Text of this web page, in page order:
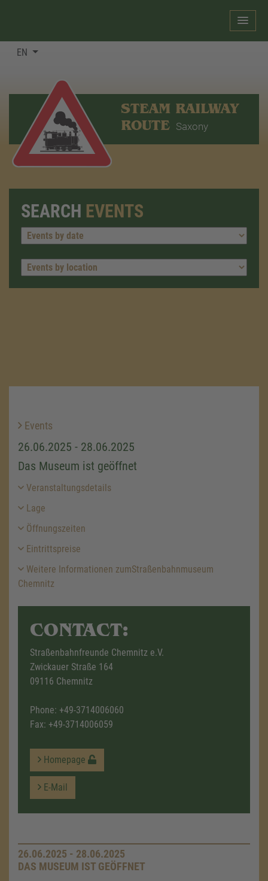
EN
STEAM RAILWAY
ROUTE Saxony
SEARCH EVENTS
Events
26.06.2025 - 28.06.2025
Das Museum ist geöffnet
Veranstaltungsdetails
Lage
Öffnungszeiten
Eintrittspreise
Weitere Informationen zumStraßenbahnmuseum
Chemnitz
CONTACT:
Straßenbahnfreunde Chemnitz e.V.
Zwickauer Straße 164
09116 Chemnitz
Phone: +49-3714006060
Fax: +49-3714006059
Homepage
E-Mail
26.06.2025 - 28.06.2025
DAS MUSEUM IST GEÖFFNET